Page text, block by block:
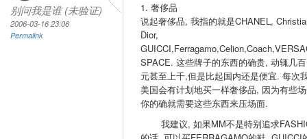
别问我是谁 (未验证)
2006-03-16 23:06
Permalink
1. 奢侈品
说起奢侈品, 我指的就是CHANEL,
Dior,
SPACE. 这些牌子的东西的确贵, 动辄几
元甚至上千,但是比起国内还是便宜. 每次
美国会有计划地买一样奢侈品, 因为有些
你的确就需要这些东西来压场面.
我建议, 如果MM不是特别追求